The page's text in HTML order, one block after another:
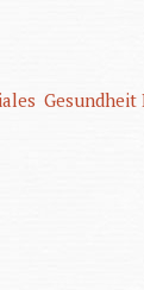
Gesundheit